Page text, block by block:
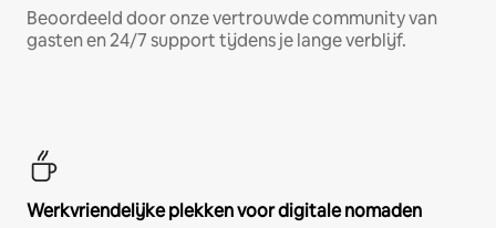
Beoordeeld door onze vertrouwde community van
gasten en 24/7 support tijdens je lange verblijf.
Werkvriendelijke plekken voor digitale nomaden